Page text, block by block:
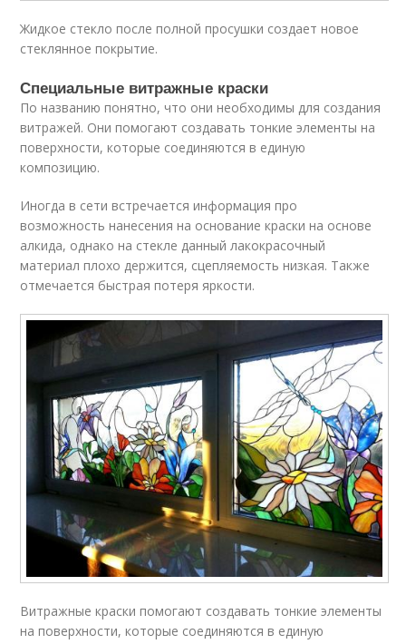
Жидкое стекло после полной просушки создает новое
стеклянное покрытие.
Специальные витражные краски
По названию понятно, что они необходимы для создания
витражей. Они помогают создавать тонкие элементы на
поверхности, которые соединяются в единую
композицию.
Иногда в сети встречается информация про
возможность нанесения на основание краски на основе
алкида, однако на стекле данный лакокрасочный
материал плохо держится, сцепляемость низкая. Также
отмечается быстрая потеря яркости.
Витражные краски помогают создавать тонкие элементы
на поверхности, которые соединяются в единую